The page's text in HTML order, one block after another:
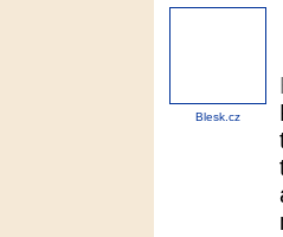
Blesk.cz